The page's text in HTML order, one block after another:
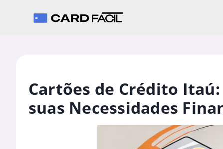
Cartões de Crédito
suas Necessidades